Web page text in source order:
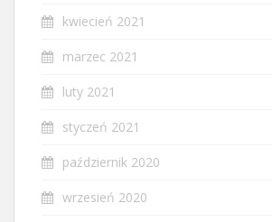
kwiecień 2021
marzec 2021
luty 2021
styczeń 2021
październik 2020
wrzesień 2020